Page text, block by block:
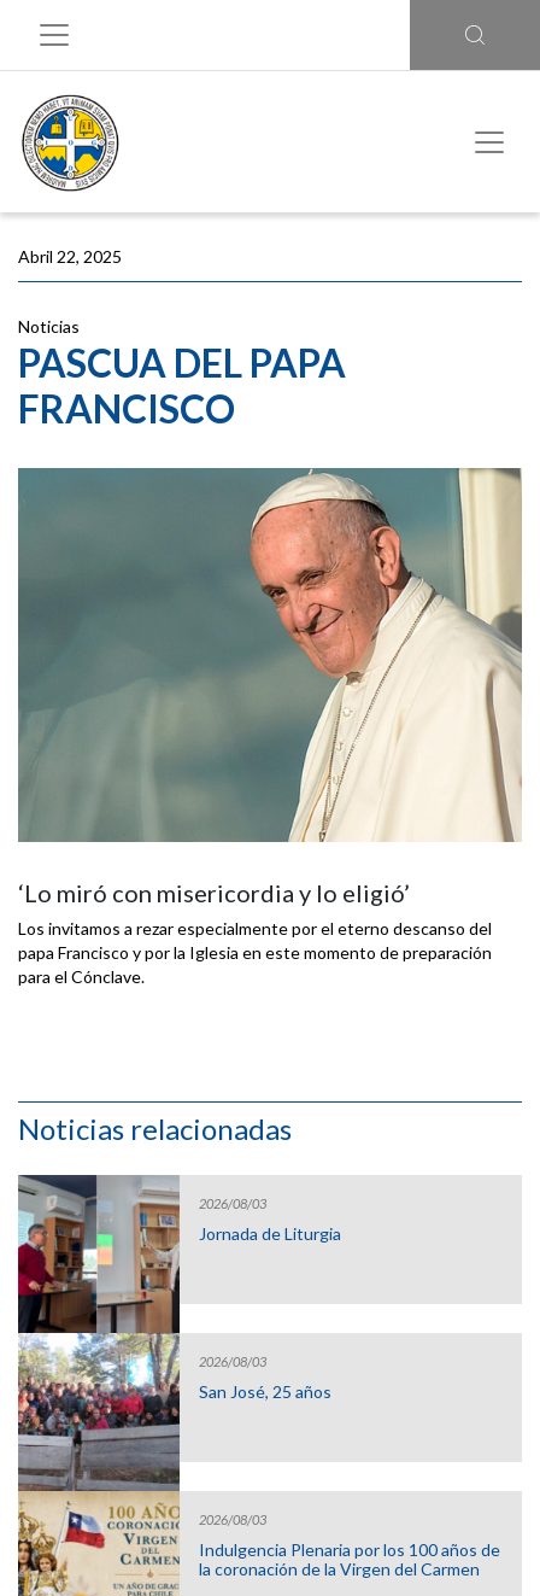
Abril 22, 2025
Noticias
PASCUA DEL PAPA
FRANCISCO
‘Lo miró con misericordia y lo eligió’
Los invitamos a rezar especialmente por el eterno descanso del
papa Francisco y por la Iglesia en este momento de preparación
para el Cónclave.
Noticias relacionadas
2026/08/03
Jornada de Liturgia
2026/08/03
San José, 25 años
2026/08/03
Indulgencia Plenaria por los 100 años de
la coronación de la Virgen del Carmen